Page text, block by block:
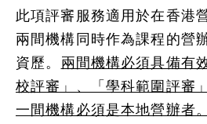
此項評審服務適用於在香港
兩間機構同時作為課程的營
資歷。 兩間機構必須具備有
校評審」、「學科範圍評審
一間機構必須是本地營辦者